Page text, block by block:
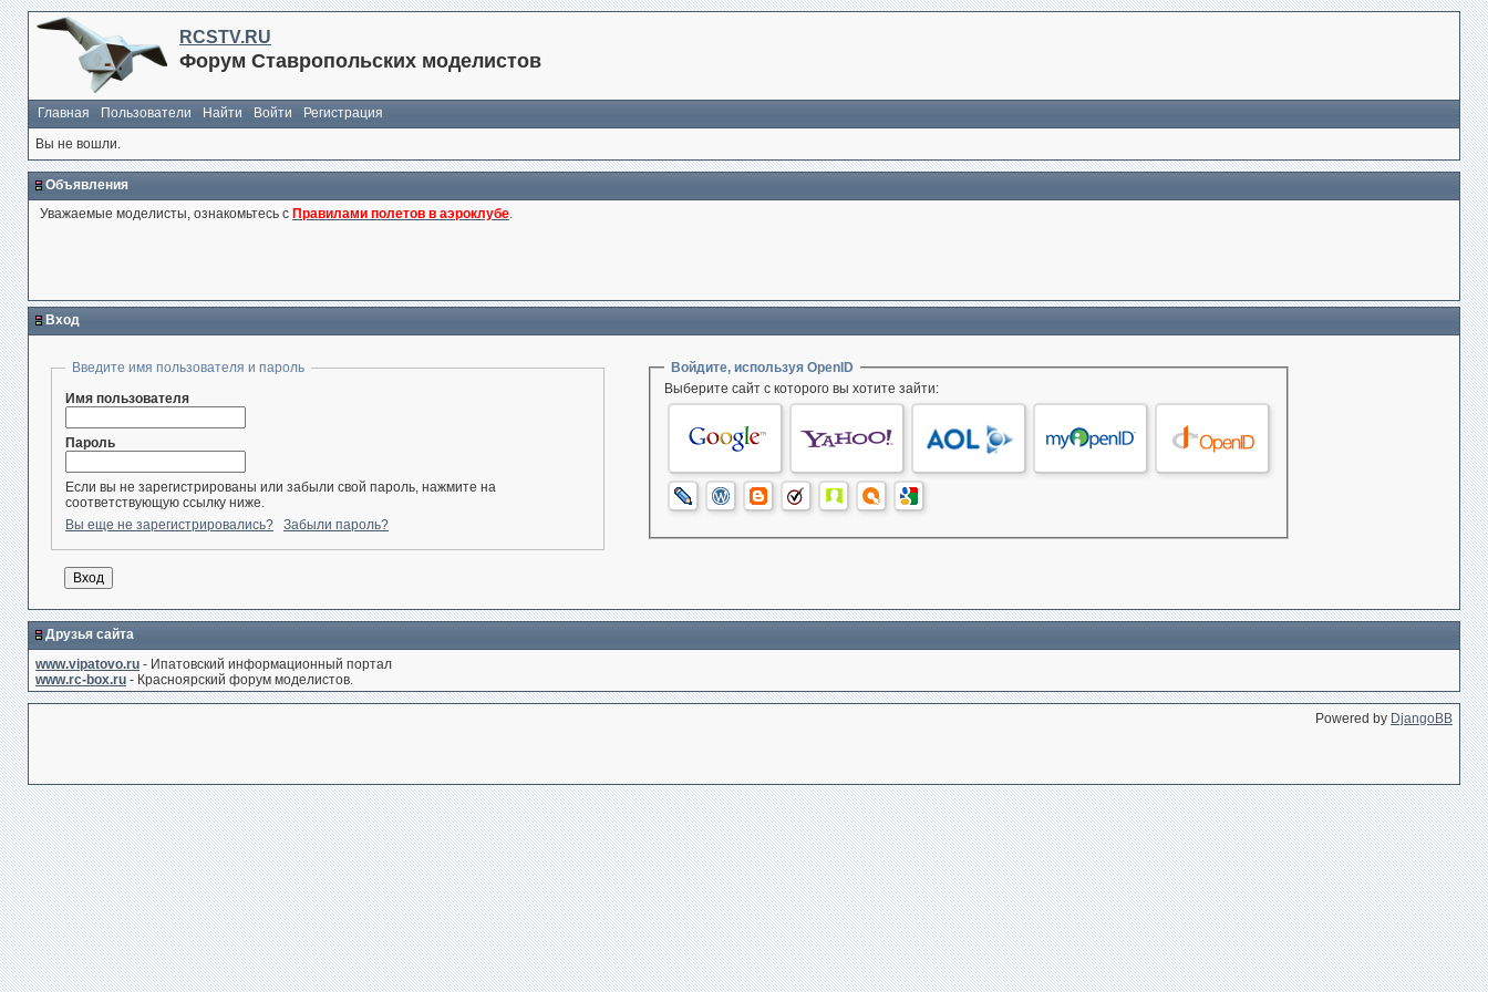
RCSTV.RU
Форум Ставропольских моделистов
Главная Пользователи Найти Войти
Регистрация
Вы не вошли.
Объявления
Уважаемые моделисты, ознакомьтесь с Правилами полетов в аэроклубе.
Вход
Введите имя пользователя и пароль
Имя пользователя
Пароль
Если вы не зарегистрированы или забыли свой пароль, нажмите на
соответствующую ссылку ниже.
Вы еще не зарегистрировались?
Забыли пароль?
Войдите, используя OpenID
Выберите сайт с которого вы хотите зайти:
Друзья сайта
www.vipatovo.ru - Ипатовский информационный портал
www.rc-box.ru - Красноярский форум моделистов.
Powered by DjangoBB